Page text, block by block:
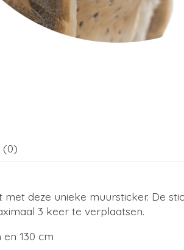
(0)
met deze unieke muursticker. De
3 keer te verplaatsen.
130 cm